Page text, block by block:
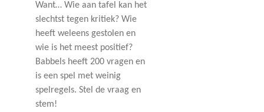
Want… Wie aan tafel kan het
slechtst tegen kritiek? Wie
heeft weleens gestolen en
wie is het meest positief?
Babbels heeft 200 vragen en
is een spel met weinig
spelregels. Stel de vraag en
stem!